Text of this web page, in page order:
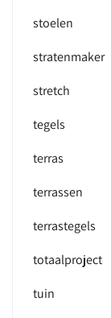
stoelen
stratenmaker
stretch
tegels
terras
terrassen
terrastegels
totaalproject
tuin